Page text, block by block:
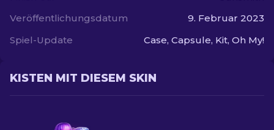
Veröffentlichungsdatum
9. Februar 2023
Spiel-Update
Case, Capsule, Kit, Oh My!
KISTEN MIT DIESEM SKIN